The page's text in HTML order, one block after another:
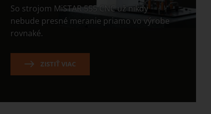
So strojom MiSTAR 555 CNC už nikdy
nebude presné meranie priamo vo výrobe
rovnaké.
ZISTIŤ VIAC